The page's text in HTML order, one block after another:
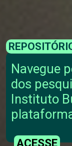
Navegue
dos
Instituto
ACESSE